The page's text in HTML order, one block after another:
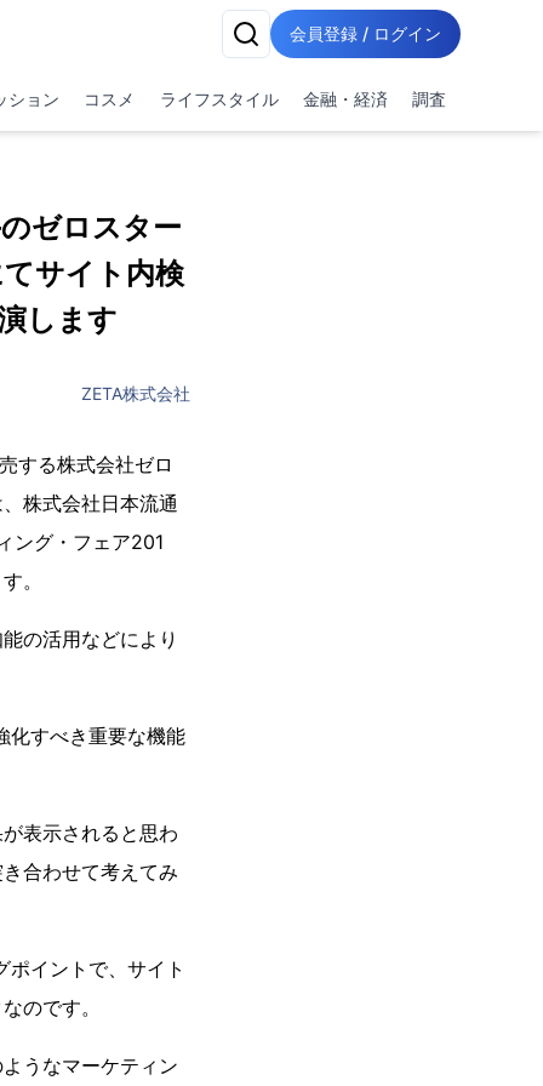
会員登録 / ログイン
ション コスメ ライフスタイル 金融・経済 調査
ゼロスター
サイト内検
します
ZETA株式会社
する株式会社ゼロ
株式会社日本流通
ング・フェア201
。
の活用などにより
化すべき重要な機能
表示されると思わ
合わせて考えてみ
イントで、サイト
のです。
うなマーケティン